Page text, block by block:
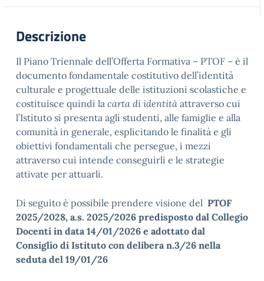
Descrizione
Il Piano Triennale dell’Offerta Formativa – PTOF – è il
documento fondamentale costitutivo dell’identità
culturale e progettuale delle istituzioni scolastiche e
costituisce quindi la carta di identità attraverso cui
l’Istituto si presenta agli studenti, alle famiglie e alla
comunità in generale, esplicitando le finalità e gli
obiettivi fondamentali che persegue, i mezzi
attraverso cui intende conseguirli e le strategie
attivate per attuarli.
Di seguito è possibile prendere visione del PTOF
2025/2028, a.s. 2025/2026 predisposto dal Collegio
Docenti in data 14/01/2026 e adottato dal
Consiglio di Istituto con delibera n.3/26 nella
seduta del 19/01/26